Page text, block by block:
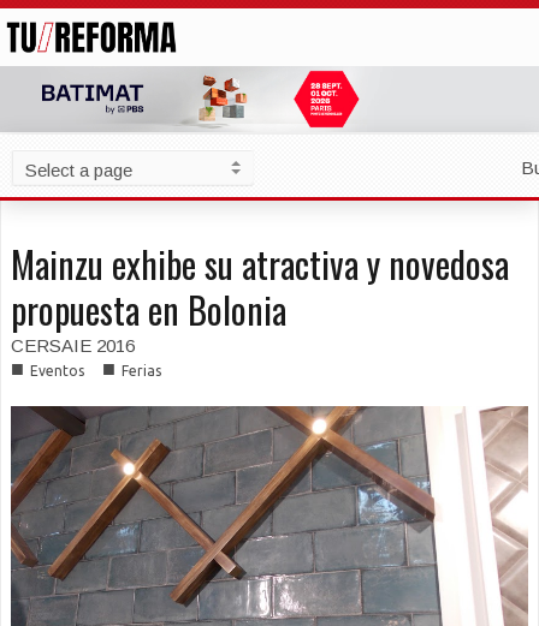
Mainzu exhibe su atractiva y novedosa
propuesta en Bolonia
CERSAIE 2016
■ Eventos ■ Ferias